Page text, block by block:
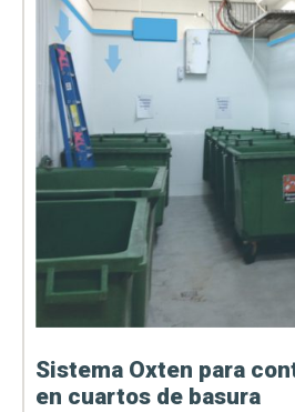
Sistema Oxten para
en cuartos de basura